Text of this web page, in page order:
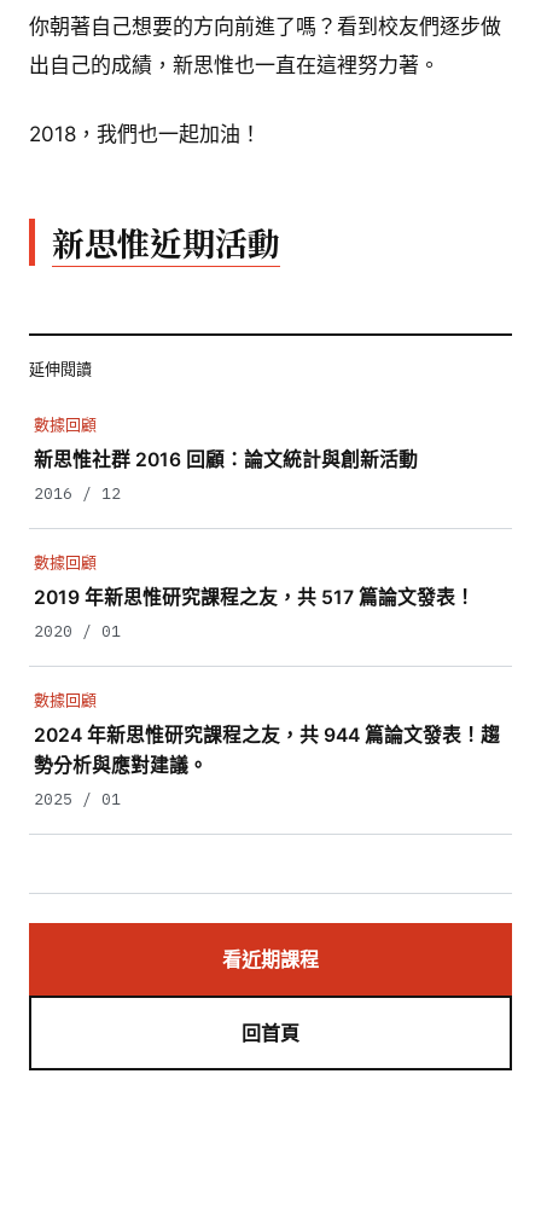
你朝著自己想要的方向前進了嗎？看到校友們逐步做
出自己的成績，新思惟也一直在這裡努力著。
2018，我們也一起加油！
新思惟近期活動
延伸閱讀
數據回顧
新思惟社群 2016 回顧：論文統計與創新活動
2016 / 12
數據回顧
2019 年新思惟研究課程之友，共 517 篇論文發表！
2020 / 01
數據回顧
2024 年新思惟研究課程之友，共 944 篇論文發表！趨
勢分析與應對建議。
2025 / 01
看近期課程
回首頁